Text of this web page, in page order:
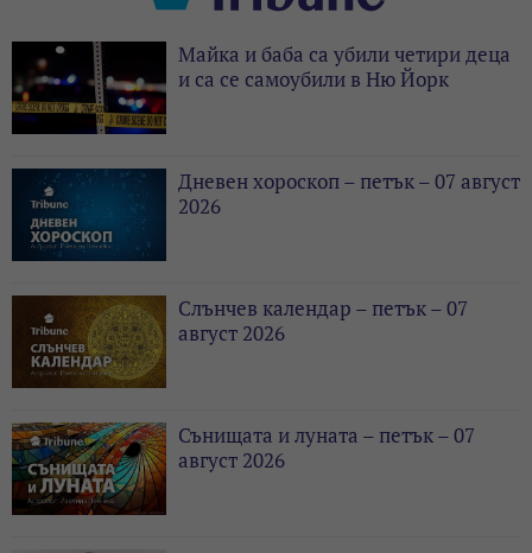
Майка и баба са убили четири деца
и са се самоубили в Ню Йорк
Дневен хороскоп – петък – 07 август
2026
Слънчев календар – петък – 07
август 2026
Сънищата и луната – петък – 07
август 2026